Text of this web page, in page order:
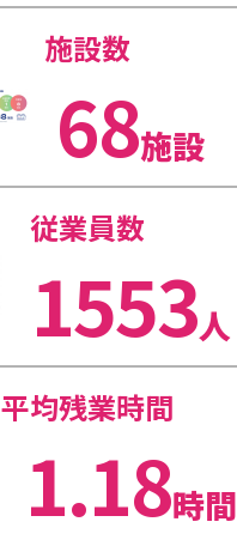
施設数
68施設
従業員数
1553人
平均残業時間
1.18時間